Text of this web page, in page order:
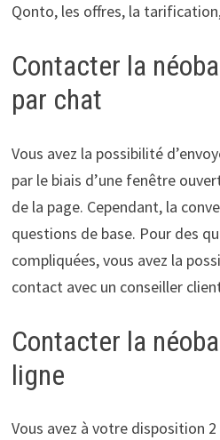
Qonto, les offres, la
Contacter la
par chat
Vous avez la possibilité
par le biais d’une fenêtre
de la page. Cependant, la
questions de base. Pour des
compliquées, vous avez la
contact avec un conseiller
Contacter la
ligne
Vous avez à votre disposition